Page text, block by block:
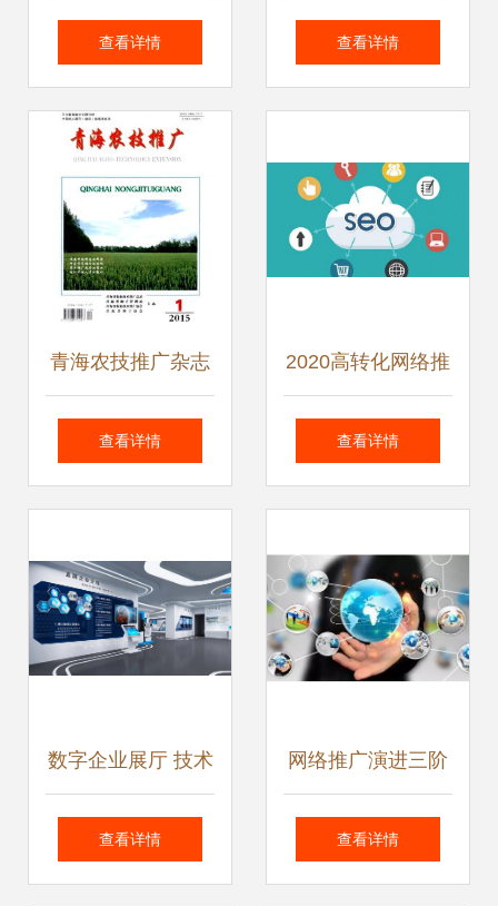
统一推行使用中国
要意义与实施路径
查看详情
浪潮 Televic全国产
启动
查看详情
青海农技推广杂志
2015年01期技术推
查看详情
2020高转化网络推
广技术 精准触达与
南
查看详情
数字企业展厅 技术
推广的新引擎与企
查看详情
网络推广演进三阶
段 从技术驱动到全
查看详情